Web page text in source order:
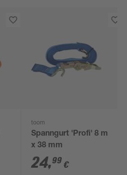
toom
Spanngurt 'Profi' 8 m
x 38 mm
24,99 €